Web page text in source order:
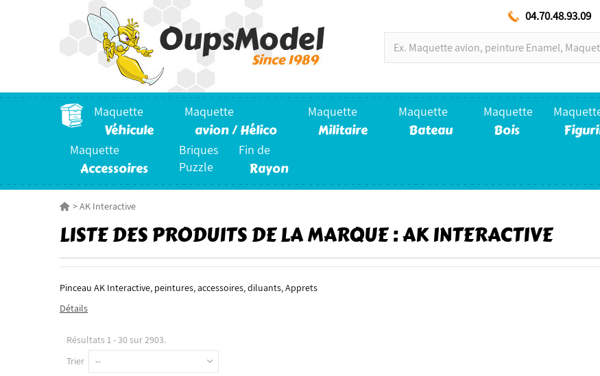
04.70.48.93.09
Maquette
Véhicule
Maquette
avion / Hélico
Maquette
Militaire
Maquette
Bateau
Maquette
Bois
Maquette
Accessoires
Briques
Puzzle
Fin de
Rayon
>AK Interactive
LISTE DES PRODUITS DE LA MARQUE : AK INTERACTIVE
Pinceau AK Interactive, peintures, accessoires, diluants, Apprets
Détails
Résultats 1 - 30 sur 2903.
Trier
--